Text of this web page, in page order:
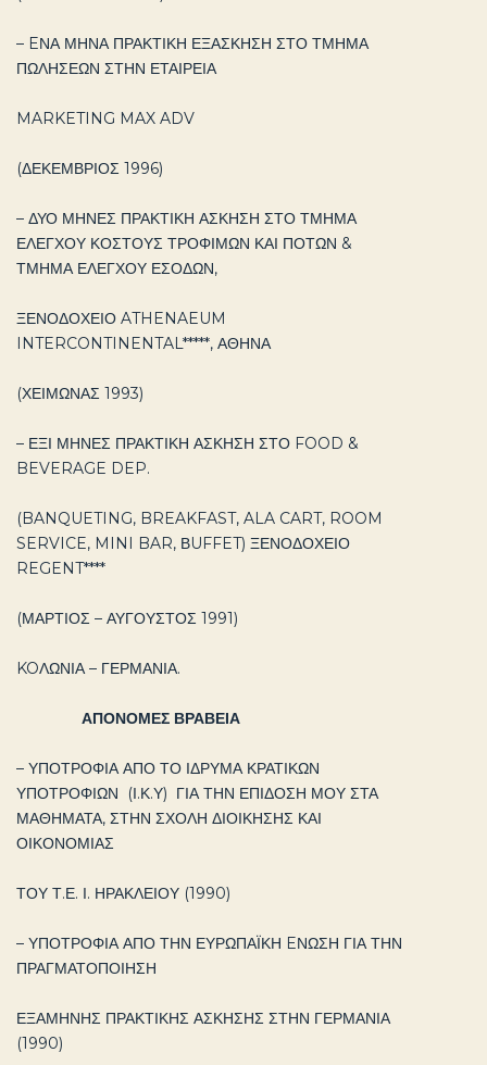
– EΝΑ ΜΗΝΑ ΠΡΑΚΤΙΚΗ ΕΞΑΣΚΗΣΗ ΣΤΟ ΤΜΗΜΑ
ΠΩΛΗΣΕΩΝ ΣΤΗΝ ΕΤΑΙΡΕΙΑ
MARKETING MAX ADV
(ΔΕΚΕΜΒΡΙΟΣ 1996)
– ΔΥΟ ΜΗΝΕΣ ΠΡΑΚΤΙΚΗ ΑΣΚΗΣΗ ΣΤΟ ΤΜΗΜΑ
ΕΛΕΓΧΟΥ ΚΟΣΤΟΥΣ ΤΡΟΦΙΜΩΝ ΚΑΙ ΠΟΤΩΝ &
ΤΜΗΜΑ ΕΛΕΓΧΟΥ ΕΣΟΔΩΝ,
ΞΕΝΟΔΟΧΕΙΟ ATHENAEUM
INTERCONTINENTAL*****, ΑΘΗΝΑ
(ΧΕΙΜΩΝΑΣ 1993)
– ΕΞΙ ΜΗΝΕΣ ΠΡΑΚΤΙΚΗ ΑΣΚΗΣΗ ΣΤΟ FOOD &
BEVERAGE DEP.
(BANQUETING, BREAKFAST, ALA CART, ROOM
SERVICE, MINI BAR, ΒUFFET) ΞΕΝΟΔΟΧΕΙΟ
REGENT****
(ΜΑΡΤΙΟΣ – ΑΥΓΟΥΣΤΟΣ 1991)
KOΛΩΝΙΑ – ΓΕΡΜΑΝΙΑ.
ΑΠΟΝΟΜΕΣ ΒΡΑΒΕΙΑ
– ΥΠΟΤΡΟΦΙΑ ΑΠΟ ΤΟ ΙΔΡΥΜΑ ΚΡΑΤΙΚΩΝ
ΥΠΟΤΡΟΦΙΩΝ (Ι.Κ.Υ) ΓΙΑ ΤΗΝ ΕΠΙΔΟΣΗ ΜΟΥ ΣΤΑ
ΜΑΘΗΜΑΤΑ, ΣΤΗΝ ΣΧΟΛΗ ΔΙΟΙΚΗΣΗΣ ΚΑΙ
ΟΙΚΟΝΟΜΙΑΣ
ΤΟΥ Τ.Ε. Ι. ΗΡΑΚΛΕΙΟΥ (1990)
– ΥΠΟΤΡΟΦΙΑ ΑΠΟ ΤΗΝ ΕΥΡΩΠΑΪΚΗ EΝΩΣΗ ΓΙΑ ΤΗΝ
ΠΡΑΓΜΑΤΟΠΟΙΗΣΗ
ΕΞΑΜΗΝΗΣ ΠΡΑΚΤΙΚΗΣ ΑΣΚΗΣΗΣ ΣΤΗΝ ΓΕΡΜΑΝΙΑ
(1990)